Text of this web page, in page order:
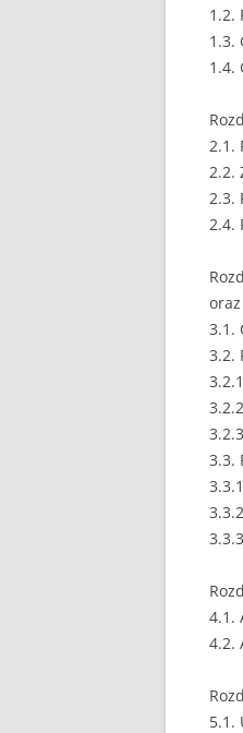
1.2.
1.3.
1.4.
2.1.
2.2.
2.3.
2.4.
3.1.
3.2.
3.3.
4.1.
4.2.
5.1.